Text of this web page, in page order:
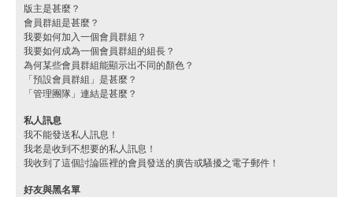
版主是甚麼？
會員群組是甚麼？
我要如何加入一個會員群組？
我要如何成為一個會員群組的組長？
為何某些會員群組能顯示出不同的顏色？
「預設會員群組」是甚麼？
「管理團隊」連結是甚麼？
私人訊息
我不能發送私人訊息！
我老是收到不想要的私人訊息！
我收到了這個討論區裡的會員發送的廣告或騷擾之電子郵件！
好友與黑名單